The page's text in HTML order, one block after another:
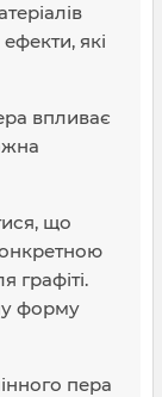
які
впливає
що
графіті.
форму
пера